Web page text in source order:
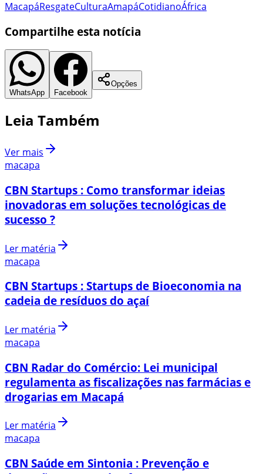
MacapáResgateCulturaAmapáCotidianoÁfrica
Compartilhe esta notícia
WhatsApp Facebook
Opções
Leia Também
Ver mais
macapa
CBN Startups : Como transformar ideias
inovadoras em soluções tecnológicas de
sucesso ?
Ler matéria
macapa
CBN Startups : Startups de Bioeconomia na
cadeia de resíduos do açaí
Ler matéria
macapa
CBN Radar do Comércio: Lei municipal
regulamenta as fiscalizações nas farmácias e
drogarias em Macapá
Ler matéria
macapa
CBN Saúde em Sintonia : Prevenção e